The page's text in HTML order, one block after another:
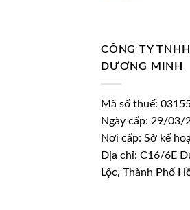
CÔNG TY
DƯƠNG MINH
Mã số thuế:
Ngày cấp: 29/03/
Nơi cấp: Sở kế
Địa chỉ: C16/6E
Lộc, Thành Phố